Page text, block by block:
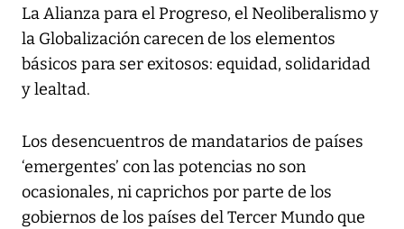
La Alianza para el Progreso, el Neoliberalismo y
la Globalización carecen de los elementos
básicos para ser exitosos: equidad, solidaridad
y lealtad.
Los desencuentros de mandatarios de países
‘emergentes’ con las potencias no son
ocasionales, ni caprichos por parte de los
gobiernos de los países del Tercer Mundo que